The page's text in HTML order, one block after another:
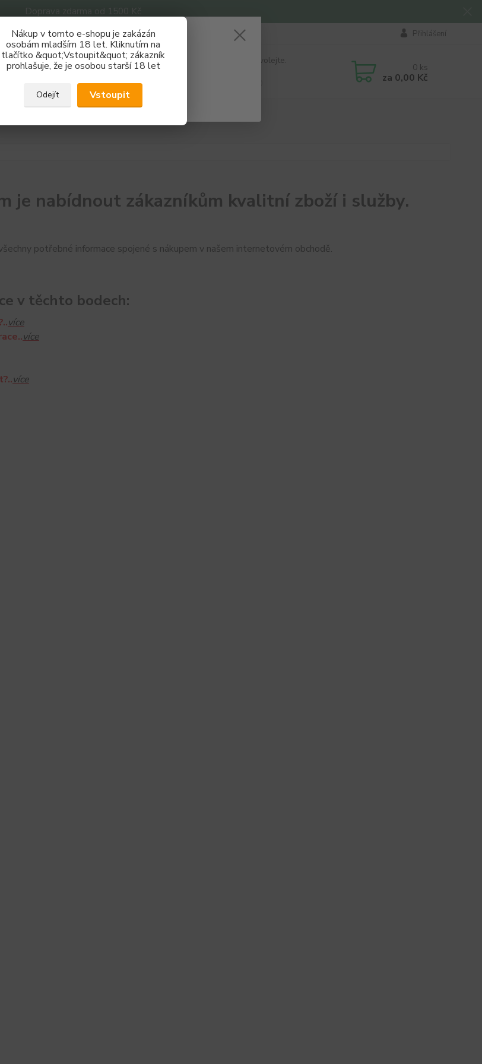
Doprava zdarma od 1500 Kč
Nákup v tomto e-shopu je zakázán
osobám mladším 18 let. Kliknutím na
tlačítko &quot;Vstoupit&quot; zákazník
prohlašuje, že je osobou starší 18 let
Odejít Vstoupit
Přihlášení
Hledat
Nevíte si rady? Zavolejte.
0 ks
za 0,00 Kč
je nabídnout zákazníkům kvalitní zboží i služby.
potřebné informace spojené s nákupem v našem internetovém obchodě.
v těchto bodech:
více
více
více
Získej slevu 3%
se a nakupuj se slevou právě teď!
REGISTRAČNÍ FORMULÁŘ
Zavřít